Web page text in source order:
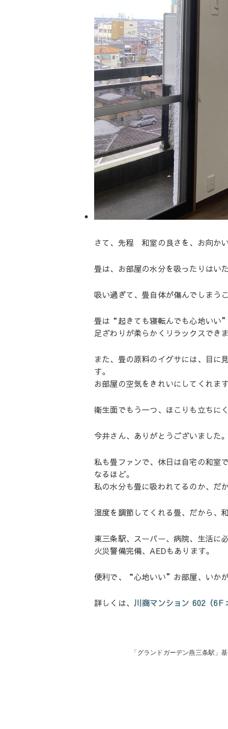
さて、先程 和室の良さを、お向か
畳は、お部屋の水分を吸ったりはい
吸い過ぎて、畳自体が傷んでしまう
畳は“起きても寝転んでも心地いい”
足ざわりが柔らかくリラックスできま
また、畳の原料のイグサには、目に
す。
お部屋の空気をきれいにしてくれま
衛生面でもう一つ、ほこりも立ちに
今井さん、ありがとうございました。
私も畳ファンで、休日は自宅の和室
なるほど。
私の水分も畳に吸われてるのか、だ
湿度を調節してくれる畳、だから、
東三条駅、スーパー、病院、生活に
火災警備完備、AEDもあります。
便利で、“心地いい”お部屋、いかが
詳しくは、 川商マンション 602（6F
「グランドガーデン燕三条駅」